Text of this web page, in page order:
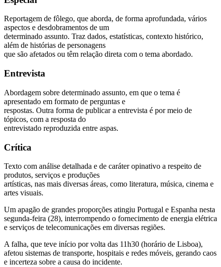
Reportagem de fôlego, que aborda, de forma aprofundada, vários
aspectos e desdobramentos de um
determinado assunto. Traz dados, estatísticas, contexto histórico,
além de histórias de personagens
que são afetados ou têm relação direta com o tema abordado.
Entrevista
Abordagem sobre determinado assunto, em que o tema é
apresentado em formato de perguntas e
respostas. Outra forma de publicar a entrevista é por meio de
tópicos, com a resposta do
entrevistado reproduzida entre aspas.
Crítica
Texto com análise detalhada e de caráter opinativo a respeito de
produtos, serviços e produções
artísticas, nas mais diversas áreas, como literatura, música, cinema e
artes visuais.
Um apagão de grandes proporções atingiu Portugal e Espanha nesta
segunda-feira (28), interrompendo o fornecimento de energia elétrica
e serviços de telecomunicações em diversas regiões.
A falha, que teve início por volta das 11h30 (horário de Lisboa),
afetou sistemas de transporte, hospitais e redes móveis, gerando caos
e incerteza sobre a causa do incidente.